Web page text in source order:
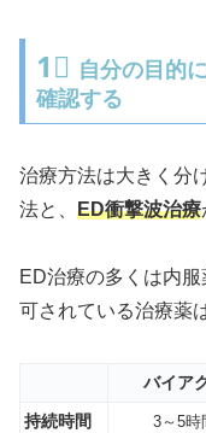
1⃣ 自分の目的
確認する
治療方法は大きく分
法と、 ED衝撃波治療
ED治療の多くは内
可されている治療薬
バイア
持続時間
3～5時